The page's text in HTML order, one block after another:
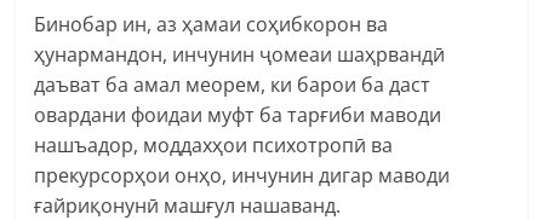
Бинобар ин, аз ҳамаи соҳибкорон ва
ҳунармандон, инчунин ҷомеаи шаҳрвандӣ
даъват ба амал меорем, ки барои ба даст
овардани фоидаи муфт ба тарғиби маводи
нашъадор, моддахҳои психотропӣ ва
прекурсорҳои онҳо, инчунин дигар маводи
ғайриқонунӣ машғул нашаванд.